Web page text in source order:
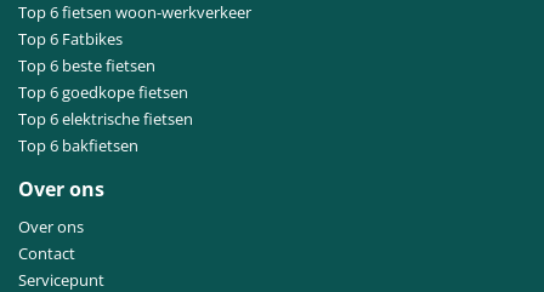
Top 6 fietsen woon-werkverkeer
Top 6 Fatbikes
Top 6 beste fietsen
Top 6 goedkope fietsen
Top 6 elektrische fietsen
Top 6 bakfietsen
Over ons
Over ons
Contact
Servicepunt